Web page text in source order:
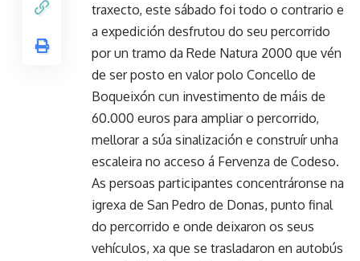
traxecto, este sábado foi todo o contrario e
a expedición desfrutou do seu percorrido
por un tramo da Rede Natura 2000 que vén
de ser posto en valor polo Concello de
Boqueixón cun investimento de máis de
60.000 euros para ampliar o percorrido,
mellorar a súa sinalización e construír unha
escaleira no acceso á Fervenza de Codeso.
As persoas participantes concentráronse na
igrexa de San Pedro de Donas, punto final
do percorrido e onde deixaron os seus
vehículos, xa que se trasladaron en autobús